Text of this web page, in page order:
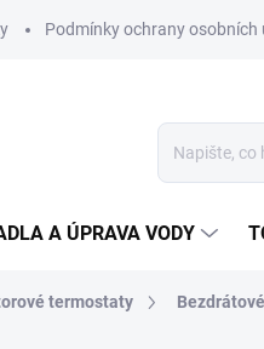
Podmínky ochrany osobních
A ÚPRAVA VODY
termostaty Bezdrátové